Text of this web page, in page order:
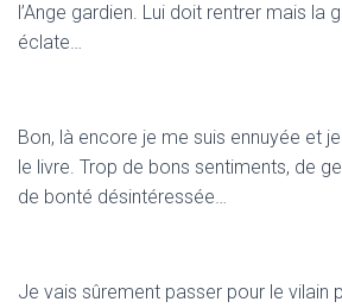
l’Ange gardien. Lui doit rentrer mais la
éclate…
Bon, là encore je me suis ennuyée et
le livre. Trop de bons sentiments, de
de bonté désintéressée…
Je vais sûrement passer pour le vilain